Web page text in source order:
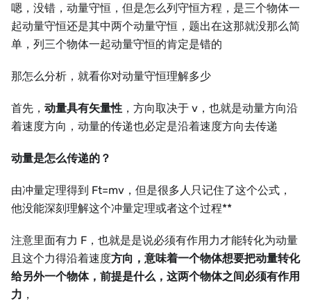
嗯，没错，动量守恒，但是怎么列守恒方程，是三个物体一
起动量守恒还是其中两个动量守恒，题出在这那就没那么简
单，列三个物体一起动量守恒的肯定是错的
那怎么分析，就看你对动量守恒理解多少
首先， 动量具有矢量性 ，方向取决于 v，也就是动量方向沿
着速度方向，动量的传递也必定是沿着速度方向去传递
动量是怎么传递的？
由冲量定理得到 Ft=mv，但是很多人只记住了这个公式，
他没能深刻理解这个冲量定理或者这个过程**
注意里面有力 F，也就是是说必须有作用力才能转化为动量
且这个力得沿着速度方向，意味着一个物体想要把动量转化
给另外一个物体，前提是什么，这两个物体之间必须有作用
力 ，